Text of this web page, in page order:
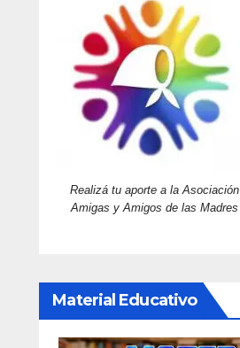
Realizá tu aporte a la Asociación
Amigas y Amigos de las Madres
Material Educativo